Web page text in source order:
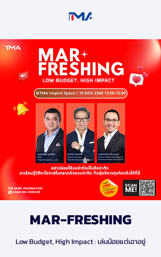
MAR-FRESHING
Low Budget, High Impact : เล่นน้อยแต่เอาอยู่